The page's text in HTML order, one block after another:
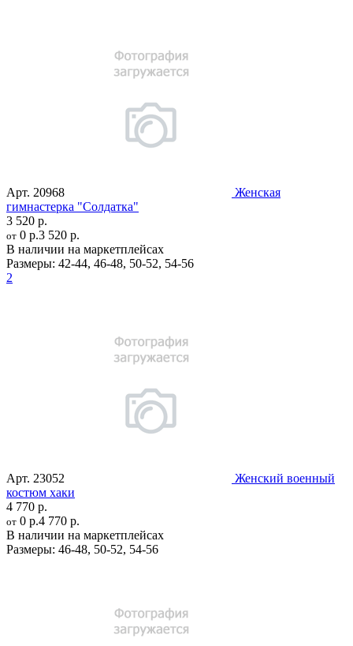
Арт. 20968
Женская
гимнастерка "Солдатка"
3 520 р.
от 0 р.3 520 р.
В наличии на маркетплейсах
Размеры: 42-44, 46-48, 50-52, 54-56
2
Арт. 23052
Женский военный
костюм хаки
4 770 р.
от 0 р.4 770 р.
В наличии на маркетплейсах
Размеры: 46-48, 50-52, 54-56